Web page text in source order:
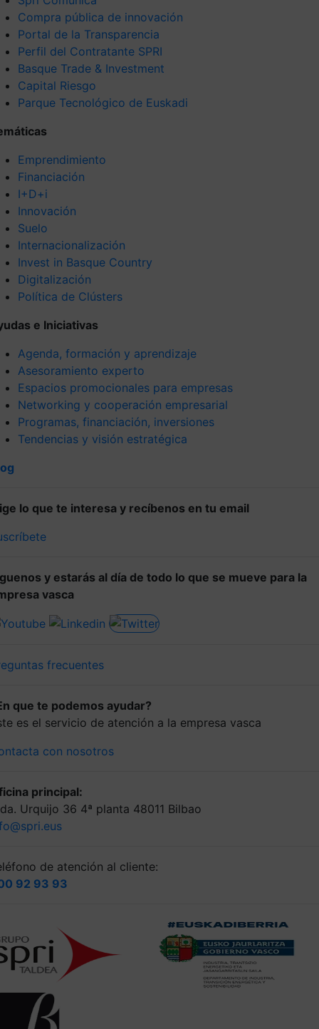
Compra pública de innovación
Portal de la Transparencia
Perfil del Contratante SPRI
Basque Trade & Investment
Capital Riesgo
Parque Tecnológico de Euskadi
Emprendimiento
Financiación
I+D+i
Innovación
Suelo
Internacionalización
Invest in Basque Country
Digitalización
Política de Clústers
e Iniciativas
Agenda, formación y aprendizaje
Asesoramiento experto
Espacios promocionales para empresas
Networking y cooperación empresarial
Programas, financiación, inversiones
Tendencias y visión estratégica
lo que te interesa y recíbenos en tu email
y estarás al día de todo lo que se mueve para la
vasca
frecuentes
que te podemos ayudar?
es el servicio de atención a la empresa vasca
con nosotros
principal:
Urquijo 36 4ª planta 48011 Bilbao
de atención al cliente:
92 93 93